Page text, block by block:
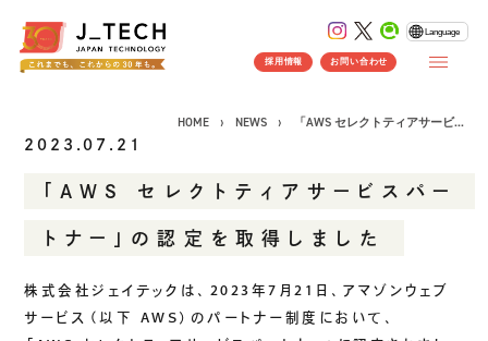
コンセプト
SERVICE
Language
採用情報 お問い合わせ
HOME NEWS 「AWS セレクトティアサービ...
2023.07.21
「AWS セレクトティアサービスパー
トナー」の認定を取得しました
株式会社ジェイテックは、 2023 年7 月 21 日、アマゾンウェブ
サービス（以下
AWS ）のパートナー制度において、